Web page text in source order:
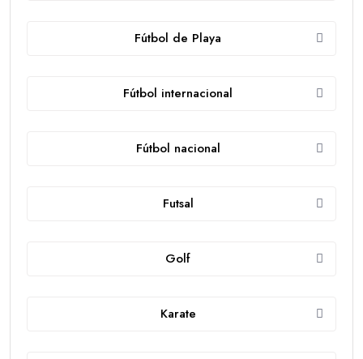
Fútbol de Playa
Fútbol internacional
Fútbol nacional
Futsal
Golf
Karate